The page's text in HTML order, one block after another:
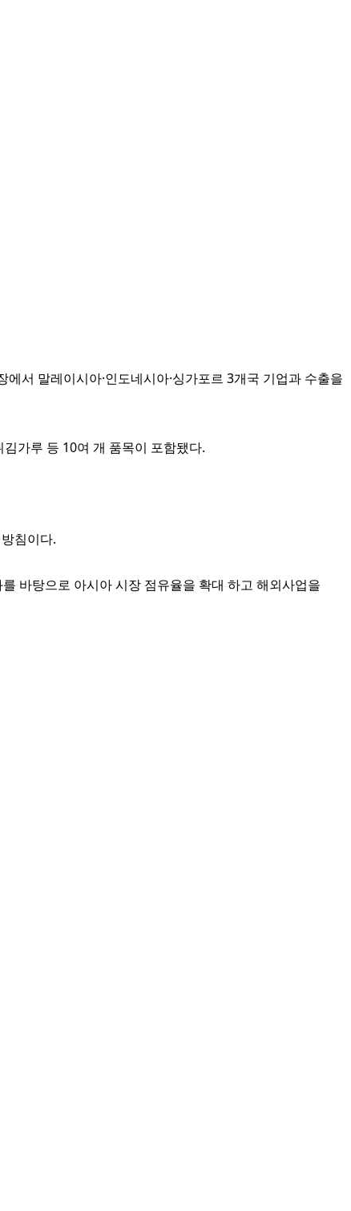
서 말레이시아·인도네시아·싱가포르 3개국 기업과 수출을
가루 등 10여 개 품목이 포함됐다.
침이다.
바탕으로 아시아 시장 점유율을 확대 하고 해외사업을